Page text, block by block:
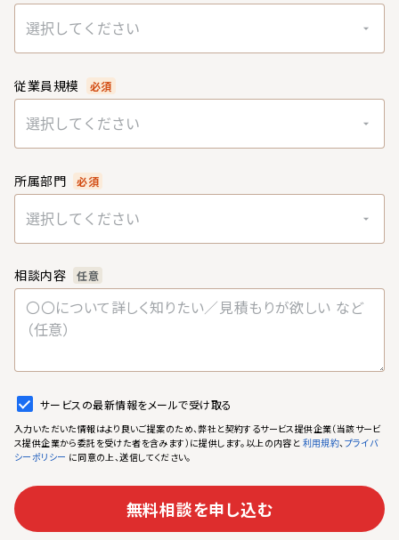
選択してください
従業員規模 必須
選択してください
所属部門 必須
選択してください
相談内容 任意
サービスの最新情報をメールで受け取る
入力いただいた情報はより良いご提案のため、弊社と契約するサービス提供企業（当該サービ
ス提供企業から委託を受けた者を含みます）に提供します。以上の内容と 利用規約、プライバ
シーポリシー に同意の上、送信してください。
無料相談を申し込む